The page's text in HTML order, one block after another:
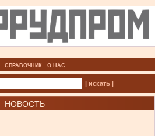
СПРАВОЧНИК О НАС
| искать |
НОВОСТЬ